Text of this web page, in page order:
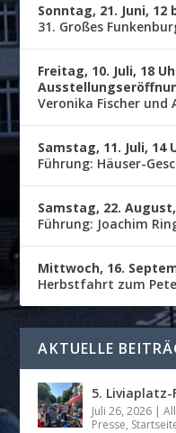
Sonntag, 21. Juni, 12
31. Großes
Freitag, 10. Juli, 18
Veronika Fischer und
Samstag, 11. Juli, 14
Führung: Häuser-
Samstag, 22.
Führung: Joachim
Mittwoch, 16.
Herbstfahrt zum
AKTUELLE
5.
Juli 26, 2026 |
Presse,